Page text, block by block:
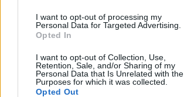
I want to opt-out of processing my
Personal Data for Targeted Advertising.
Opted In
I want to opt-out of Collection, Use,
Retention, Sale, and/or Sharing of my
Personal Data that Is Unrelated with the
Purposes for which it was collected.
Opted Out
VAGY